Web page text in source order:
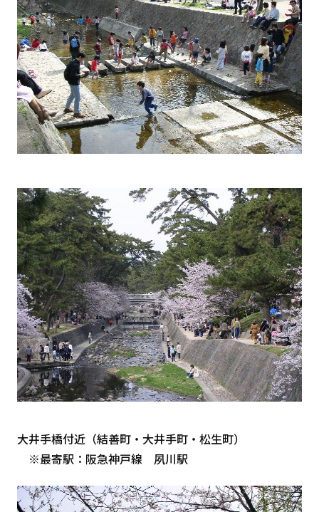
大井手橋付近（結善町・大井手町・松生町）
※最寄駅：阪急神戸線 夙川駅